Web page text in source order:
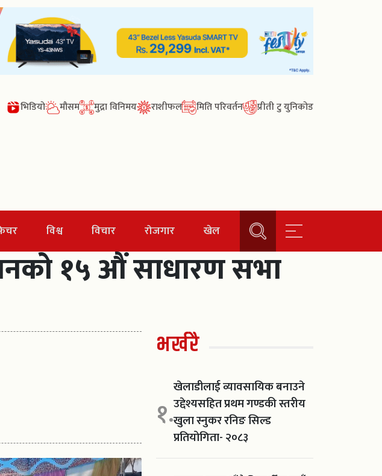
भिडियो मौसम मुद्रा विनिमय राशीफल मिति परिवर्तन प्रीती टु युनिकोड
विश्व विचार रोजगार खेल
१५ औं साधारण सभा
भर्खरै
१.
खेलाडीलाई व्यावसायिक बनाउने
उद्देश्यसहित प्रथम गण्डकी स्तरीय
खुला स्नुकर रनिङ सिल्ड
प्रतियोगिता- २०८३